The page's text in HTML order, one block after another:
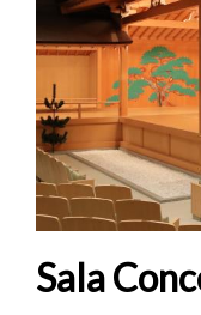
Sala